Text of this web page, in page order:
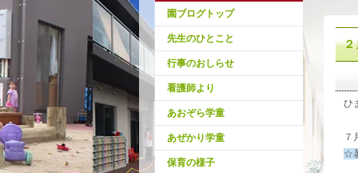
園ブログトップ
先生のひとこと
行事のおしらせ
看護師より
あおぞら学童
あぜかり学童
保育の様子
ひ
７
☆